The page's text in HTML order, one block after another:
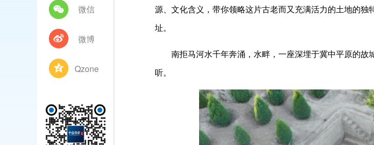
微信
微博
Qzone
源、文化含义，带你领略这片古老而又充满活力的土地的
址。
南拒马河水千年奔涌，水畔，一座深埋于冀中平原的故
听。